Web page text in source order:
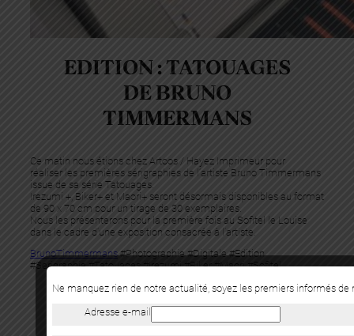
EDITION : TATOUAGES
DE BRUNO
TIMMERMANS
Ce matin nous étions chez Artoos / Hayez Imprimeur pour
réaliser les premières sérigraphies de l’artiste Bruno Timmermans
issue de sa série Tatouages.
Irezumi +, Biker+ et Maori+ seront désormais disponibles au format
de 90 x 70 cm pour un tirage de 30 exemplaires.
Nous les présenterons pour la première fois au Sofitel le Louise
dans le cadre d’une exposition consacrée à l’artiste.
BrunoTimmermans#Photographie #Digitale #Edition
#Serigraphie #Tatouages #Irezumi #Biker #Maori #Sofitel
précédent
Ne manquez rien de notre actualité, soyez les premiers informés
Adresse e-mail